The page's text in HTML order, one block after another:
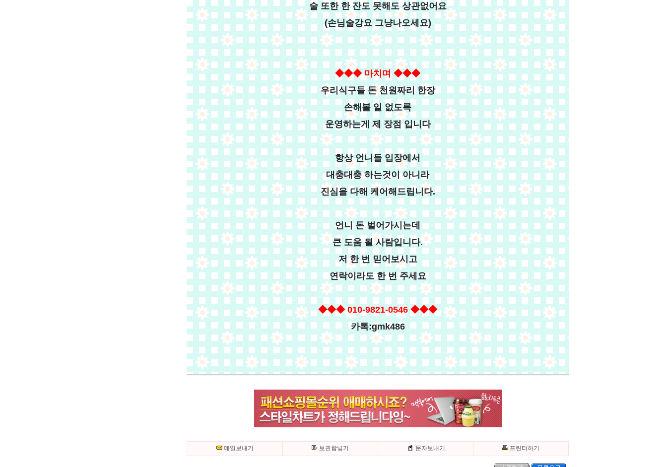
술 또한 한 잔도 못해도 상관없어요
(손님술강요 그냥나오세요)
◆◆◆ 마치며 ◆◆◆
우리식구들 돈 천원짜리 한장
손해볼 일 없도록
운영하는게 제 장점 입니다
항상 언니들 입장에서
대충대충 하는것이 아니라
진심을 다해 케어해드립니다.
언니 돈 벌어가시는데
큰 도움 될 사람입니다.
저 한 번 믿어보시고
연락이라도 한 번 주세요
◆◆◆ 010-9821-0546 ◆◆◆
카톡:gmk486
메일보내기 보관함넣기 문자보내기 프린터하기